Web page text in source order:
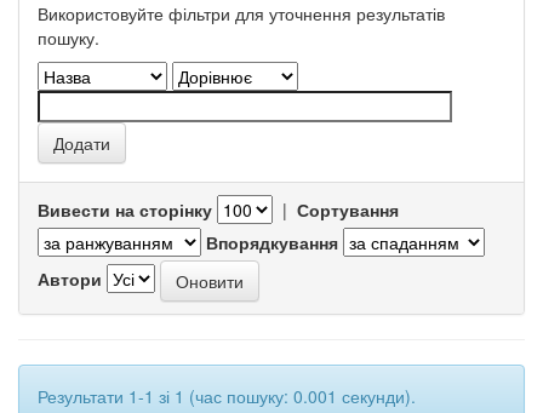
Використовуйте фільтри для уточнення результатів
пошуку.
Вивести на сторінку | Сортування
Впорядкування
Автори
Результати 1-1 зі 1 (час пошуку: 0.001 секунди).